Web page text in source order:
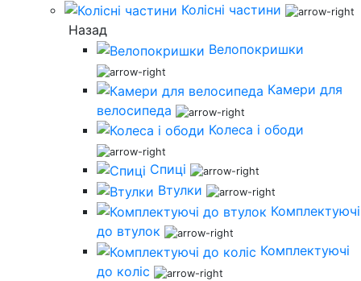
Колісні частини
Назад
Велопокришки
Камери для
велосипеда
Колеса і ободи
Спиці
Втулки
Комплектуючі
до втулок
Комплектуючі
до коліс